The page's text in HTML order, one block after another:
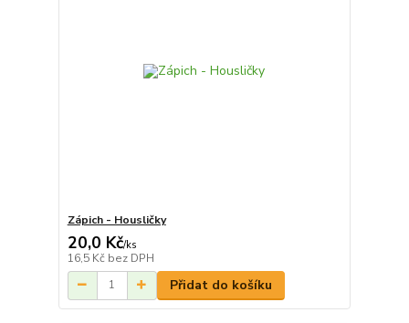
Zápich - Housličky
20,0 Kč/ks
16,5 Kč bez DPH
Přidat do košíku